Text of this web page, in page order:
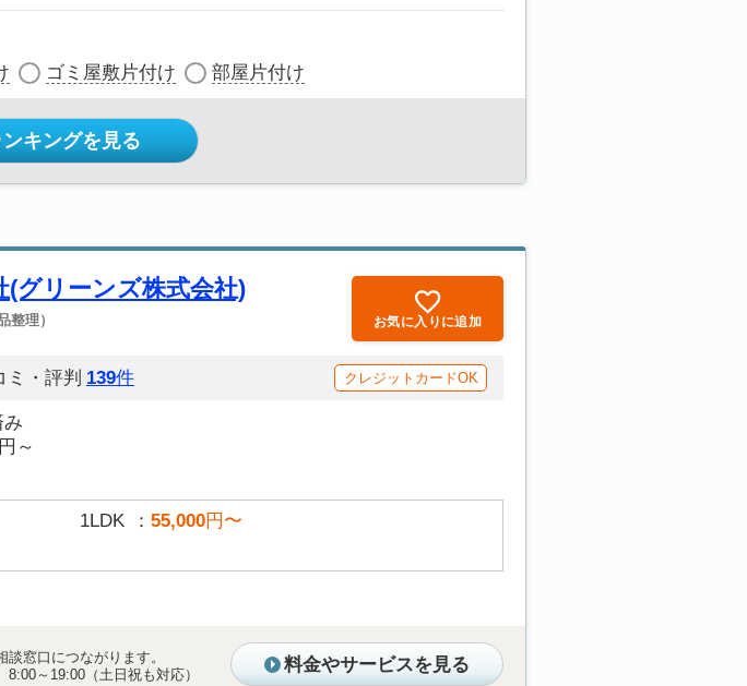
ゴミ屋敷片付け 部屋片付け
キングを見る
(グリーンズ株式会社)
整理） お気に入りに追加
ミ・評判 139件 クレジットカードOK
～
1LDK 55,000円〜
窓口につながります。
～19:00（土日祝も対応）
料金やサービスを見る